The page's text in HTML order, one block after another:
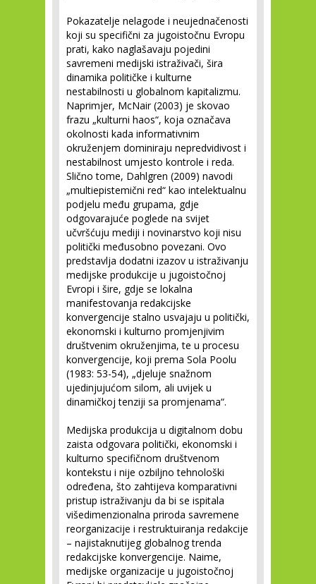
Pokazatelje nelagode i neujednačenosti
koji su specifični za jugoistočnu Evropu
prati, kako naglašavaju pojedini
savremeni medijski istraživači, šira
dinamika političke i kulturne
nestabilnosti u globalnom kapitalizmu.
Naprimjer, McNair (2003) je skovao
frazu „kulturni haos“, koja označava
okolnosti kada informativnim
okruženjem dominiraju nepredvidivost i
nestabilnost umjesto kontrole i reda.
Slično tome, Dahlgren (2009) navodi
„multiepistemični red“ kao intelektualnu
podjelu među grupama, gdje
odgovarajuće poglede na svijet
učvršćuju mediji i novinarstvo koji nisu
politički međusobno povezani. Ovo
predstavlja dodatni izazov u istraživanju
medijske produkcije u jugoistočnoj
Evropi i šire, gdje se lokalna
manifestovanja redakcijske
konvergencije stalno usvajaju u politički,
ekonomski i kulturno promjenjivim
društvenim okruženjima, te u procesu
konvergencije, koji prema Sola Poolu
(1983: 53-54), „djeluje snažnom
ujedinjujućom silom, ali uvijek u
dinamičkoj tenziji sa promjenama“.
Medijska produkcija u digitalnom dobu
zaista odgovara politički, ekonomski i
kulturno specifičnom društvenom
kontekstu i nije ozbiljno tehnološki
određena, što zahtijeva komparativni
pristup istraživanju da bi se ispitala
višedimenzionalna priroda savremene
reorganizacije i restruktuiranja redakcije
– najistaknutijeg globalnog trenda
redakcijske konvergencije. Naime,
medijske organizacije u jugoistočnoj